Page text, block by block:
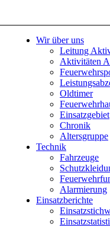
Wir über uns
Leitung
Aktivitäten
Oldtimer
Einsatzgebiet
Chronik
Altersgruppe
Technik
Fahrzeuge
Alarmierung
Einsatzberichte